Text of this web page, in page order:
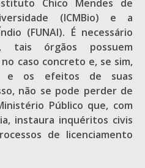
Chico Mendes de
(ICMBio) e a
(FUNAI). É necessário
órgãos possuem
caso concreto e, se sim,
e os efeitos de suas
não se pode perder de
Público que, com
instaura inquéritos civis
de licenciamento